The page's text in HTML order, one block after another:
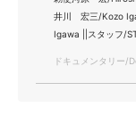
井川 宏三/Kozo
Igawa ||スタッフ/
ドキュメンタリー/